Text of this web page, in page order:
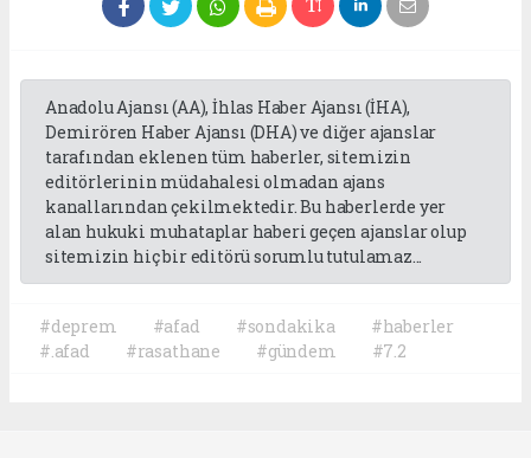
Anadolu Ajansı (AA), İhlas Haber Ajansı (İHA),
Demirören Haber Ajansı (DHA) ve diğer ajanslar
tarafından eklenen tüm haberler, sitemizin
editörlerinin müdahalesi olmadan ajans
kanallarından çekilmektedir. Bu haberlerde yer
alan hukuki muhataplar haberi geçen ajanslar olup
sitemizin hiç bir editörü sorumlu tutulamaz...
#deprem #afad #sondakika
#haberler
#.afad
#rasathane #gündem #7.2